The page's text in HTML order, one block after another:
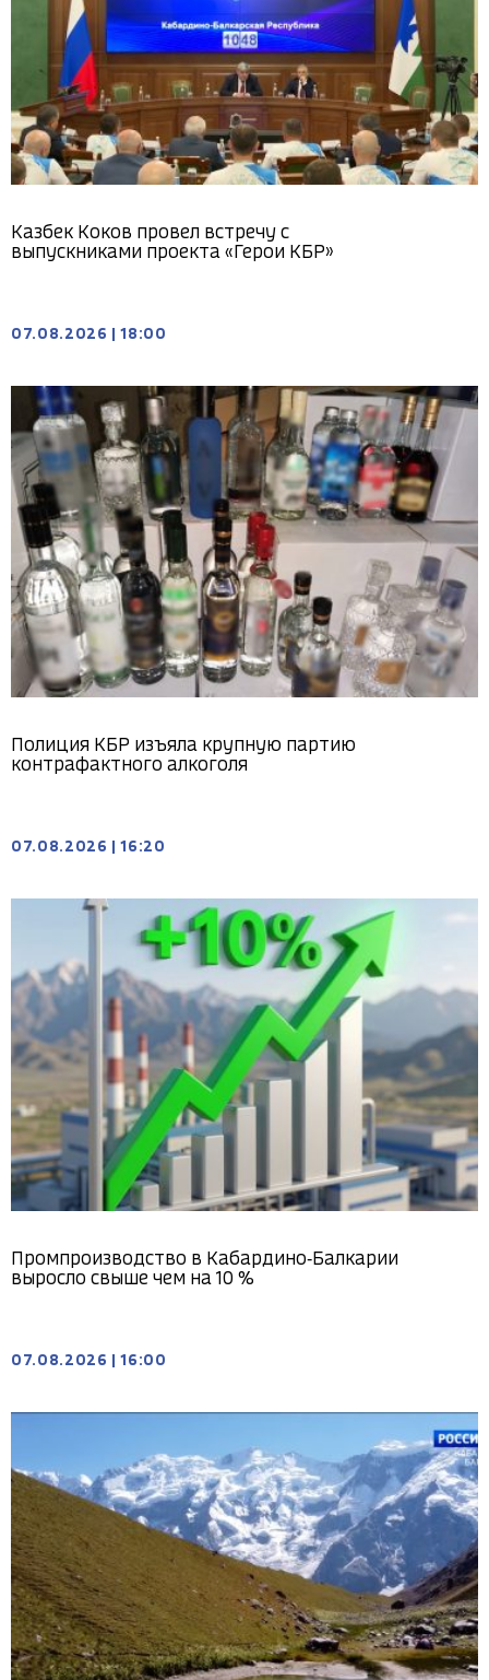
Казбек Коков провел встречу с
выпускниками проекта «Герои КБР»
07.08.2026 18:00
Полиция КБР изъяла крупную партию
контрафактного алкоголя
07.08.2026 16:20
Промпроизводство в Кабардино‑Балкарии
выросло свыше чем на 10 %
07.08.2026 16:00